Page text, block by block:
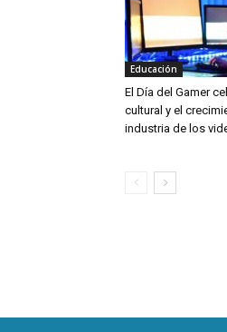
Educación
El Día del Gamer
cultural y el
industria de los